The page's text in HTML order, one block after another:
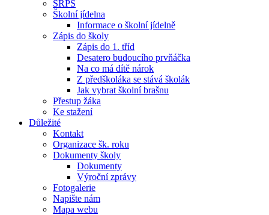
SRPŠ
Školní jídelna
Informace o školní jídelně
Zápis do školy
Zápis do 1. tříd
Desatero budoucího prvňáčka
Na co má dítě nárok
Z předškoláka se stává školák
Jak vybrat školní brašnu
Přestup žáka
Ke stažení
Důležité
Kontakt
Organizace šk. roku
Dokumenty školy
Dokumenty
Výroční zprávy
Fotogalerie
Napište nám
Mapa webu